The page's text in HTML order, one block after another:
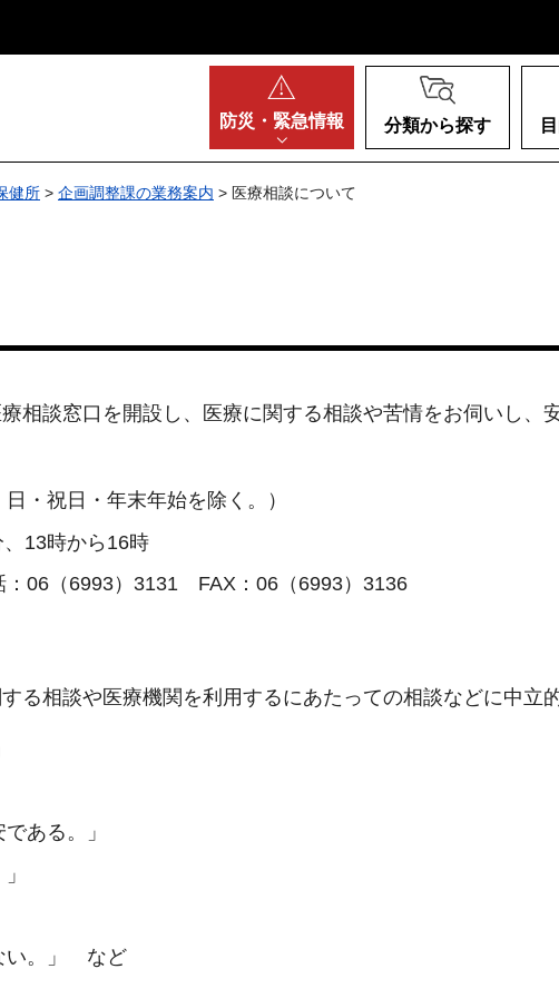
防災・ 緊急情報 分類から探す
健所 > 企画調整課の業務案内 > 医療相談について
相談窓口を開設し、医療に関する相談や苦情をお伺いし、
・祝日・年末年始を除く。）
13時から16時
06（6993）3131 FAX：06（6993）3136
る相談や医療機関を利用するにあたっての相談などに中立
ある。」
い。」 など